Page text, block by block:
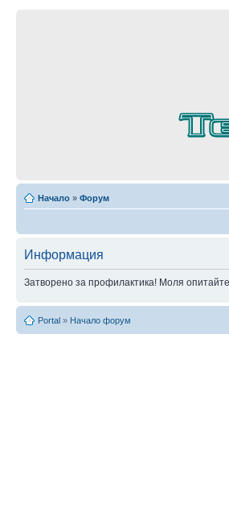
Начало » Форум
Информация
Затворено за профилактика! Моля
Portal » Начало форум